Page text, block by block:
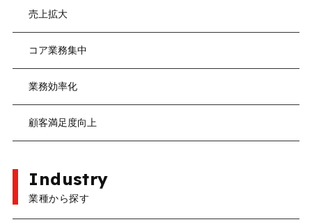
売上拡大
コア業務集中
業務効率化
顧客満足度向上
Industry
業種から探す